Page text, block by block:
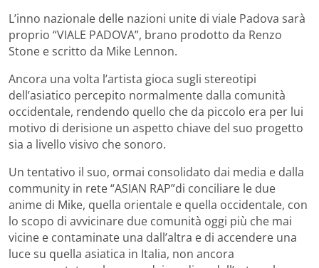
L’inno nazionale delle nazioni unite di viale Padova sarà
proprio “VIALE PADOVA”, brano prodotto da Renzo
Stone e scritto da Mike Lennon.
Ancora una volta l’artista gioca sugli stereotipi
dell’asiatico percepito normalmente dalla comunità
occidentale, rendendo quello che da piccolo era per lui
motivo di derisione un aspetto chiave del suo progetto
sia a livello visivo che sonoro.
Un tentativo il suo, ormai consolidato dai media e dalla
community in rete “ASIAN RAP”di conciliare le due
anime di Mike, quella orientale e quella occidentale, con
lo scopo di avvicinare due comunità oggi più che mai
vicine e contaminate una dall’altra e di accendere una
luce su quella asiatica in Italia, non ancora